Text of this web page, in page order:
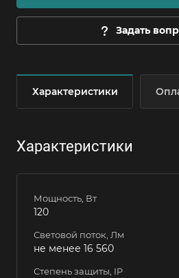
Задать
Характеристики
Характеристики
Мощность, Вт
120
Световой поток, Лм
не менее 16 560
Степень защиты, IP